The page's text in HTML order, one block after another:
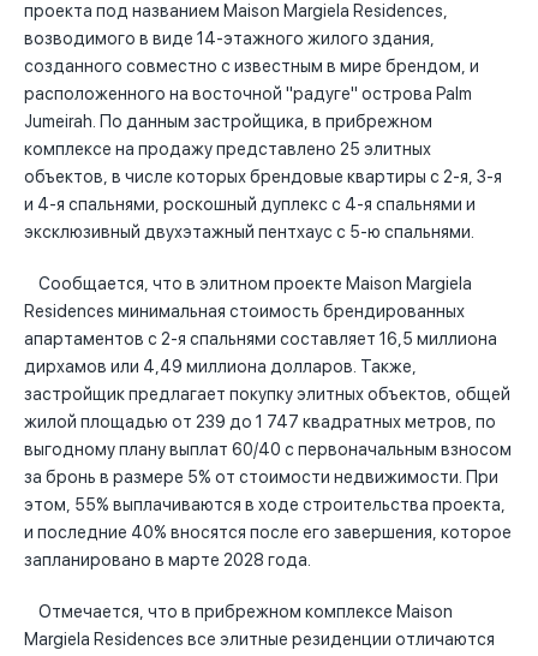
проекта под названием Maison Margiela Residences,
возводимого в виде 14-этажного жилого здания,
созданного совместно с известным в мире брендом, и
расположенного на восточной "радуге" острова Palm
Jumeirah. По данным застройщика, в прибрежном
комплексе на продажу представлено 25 элитных
объектов, в числе которых брендовые квартиры с 2-я, 3-я
и 4-я спальнями, роскошный дуплекс с 4-я спальнями и
эксклюзивный двухэтажный пентхаус с 5-ю спальнями.
Сообщается, что в элитном проекте Maison Margiela
Residences минимальная стоимость брендированных
апартаментов с 2-я спальнями составляет 16,5 миллиона
дирхамов или 4,49 миллиона долларов. Также,
застройщик предлагает покупку элитных объектов, общей
жилой площадью от 239 до 1 747 квадратных метров, по
выгодному плану выплат 60/40 с первоначальным взносом
за бронь в размере 5% от стоимости недвижимости. При
этом, 55% выплачиваются в ходе строительства проекта,
и последние 40% вносятся после его завершения, которое
запланировано в марте 2028 года.
Отмечается, что в прибрежном комплексе Maison
Margiela Residences все элитные резиденции отличаются